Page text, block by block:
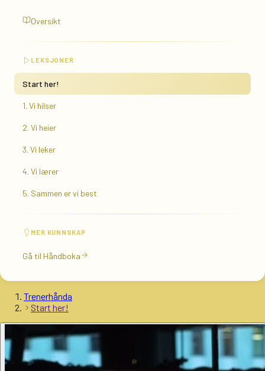
Oversikt
LEKSJONER
Start her!
1. Vi hilser
2. Vi heier
3. Vi leker
4. Vi lærer
5. Sammen er vi best
MER KUNNSKAP
Gå til Håndboka
Trenerhånda
Start her!